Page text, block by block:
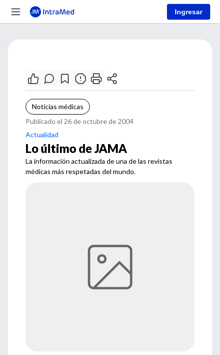
Ingresar
Noticias médicas
Publicado el 26 de octubre de 2004
Actualidad
Lo último de JAMA
La información actualizada de una de las revistas
médicas más respetadas del mundo.